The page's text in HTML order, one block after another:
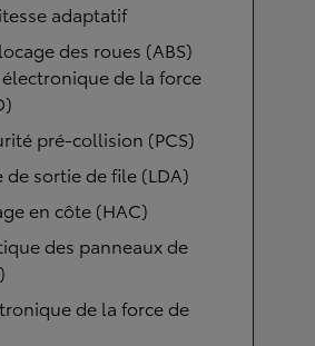
adaptatif
des roues (ABS)
de la force
pré-collision (PCS)
de sortie de file (LDA)
en côte (HAC)
des panneaux de
de la force de